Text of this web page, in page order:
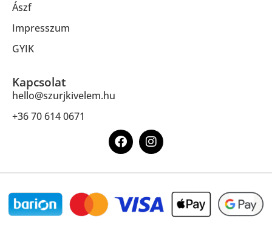
Ászf
Impresszum
GYIK
Kapcsolat
hello@szurjkivelem.hu
+36 70 614 0671